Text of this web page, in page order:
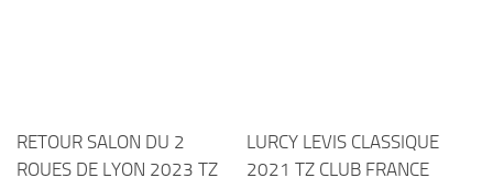
RETOUR SALON DU 2
ROUES DE LYON 2023 TZ
LURCY LEVIS CLASSIQUE
2021 TZ CLUB FRANCE